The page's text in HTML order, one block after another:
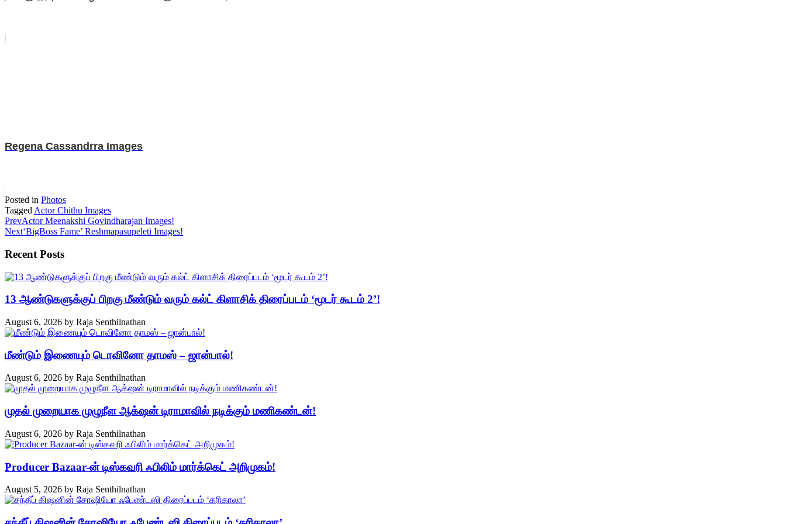
Regena Cassandrra Images
Posted in Photos
Tagged Actor Chithu Images
PrevActor Meenakshi Govindharajan Images!
Next‘BigBoss Fame’ Reshmapasupeleti Images!
Recent Posts
13 ஆண்டுகளுக்குப் பிறகு மீண்டும் வரும் கல்ட் கிளாசிக் திரைப்படம் ‘மூடர் கூடம் 2’!
August 6, 2026 by Raja Senthilnathan
மீண்டும் இணையும் டொவினோ தாமஸ் – ஜான்பால்!
August 6, 2026 by Raja Senthilnathan
முதல் முறையாக முழுநீள ஆக்‌ஷன் டிராமாவில் நடிக்கும் மணிகண்டன்!
August 6, 2026 by Raja Senthilnathan
Producer Bazaar-ன் டிஸ்கவரி ஃபிலிம் மார்க்கெட் அறிமுகம்!
August 5, 2026 by Raja Senthilnathan